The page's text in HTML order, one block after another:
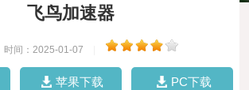
飞鸟加速器
时间：2025-01-07
苹果下载 PC下载